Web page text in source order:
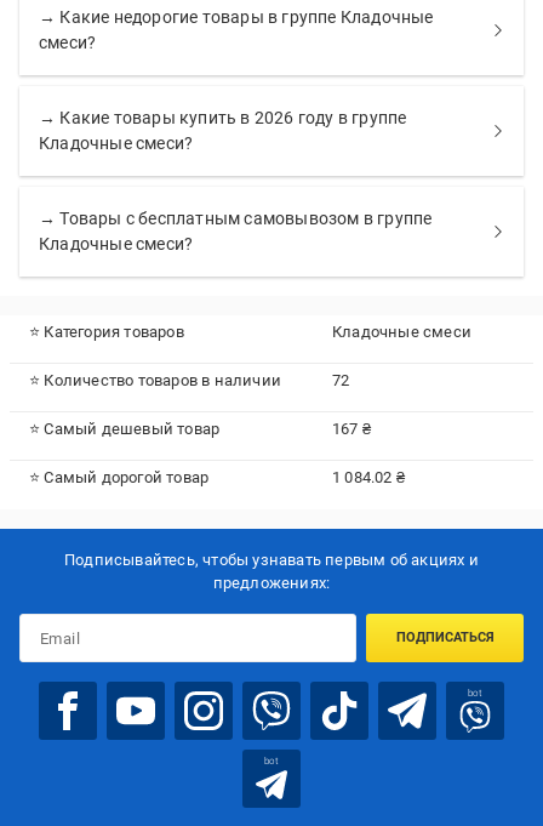
→ Какие недорогие товары в группе Кладочные
смеси?
→ Какие товары купить в 2026 году в группе
Кладочные смеси?
→ Товары с бесплатным самовывозом в группе
Кладочные смеси?
⭐ Категория товаров Кладочные смеси
⭐ Количество товаров в наличии 72
⭐ Самый дешевый товар 167 ₴
⭐ Самый дорогой товар 1 084.02 ₴
Подписывайтесь, чтобы узнавать первым об акцияx и
предложениях:
ПОДПИСАТЬСЯ
bot
bot